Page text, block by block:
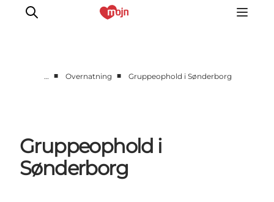
Natur
Overnatning
Det Sker
… ■ Overnatning ■ Gruppeophold i Sønderborg
Gruppeophold i
Sønderborg